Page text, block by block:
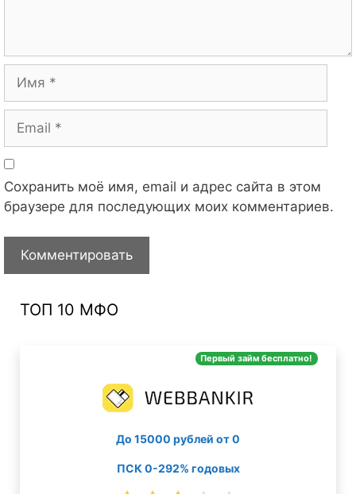
Сохранить моё имя, email и адрес сайта в этом
браузере для последующих моих комментариев.
ТОП 10 МФО
Первый займ бесплатно!
До 15000 рублей от 0
ПСК 0-292% годовых